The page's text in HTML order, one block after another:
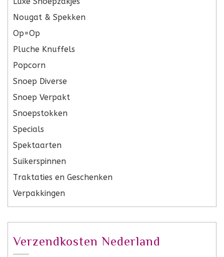
Nougat & Spekken
Op=Op
Pluche Knuffels
Popcorn
Snoep Diverse
Snoep Verpakt
Snoepstokken
Specials
Spektaarten
Suikerspinnen
Traktaties en Geschenken
Verpakkingen
Verzendkosten Nederland